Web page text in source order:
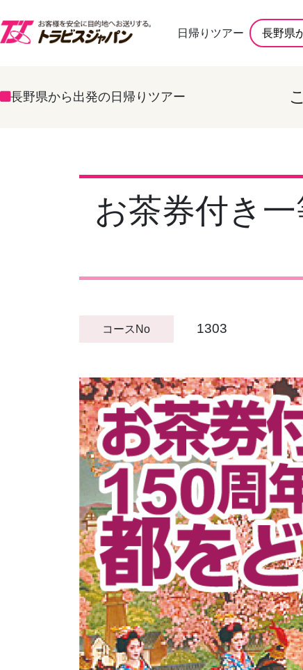
日帰りツアー 長野県
長野県から出発の日帰りツアー
お茶券付き
コースNo 1303